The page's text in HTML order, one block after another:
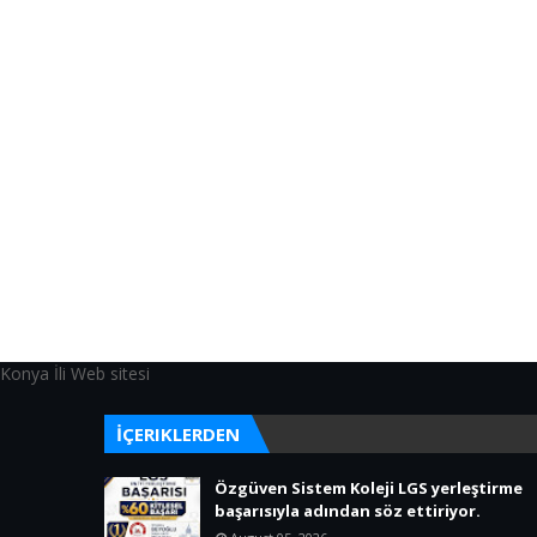
Konya İli Web sitesi
İÇERIKLERDEN
Özgüven Sistem Koleji LGS yerleştirme
başarısıyla adından söz ettiriyor.